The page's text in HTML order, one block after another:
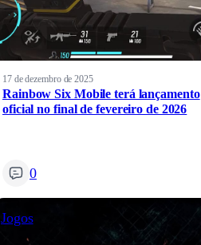
17 de dezembro de 2025
Rainbow Six Mobile terá lançamento
oficial no final de fevereiro de 2026
0
Jogos